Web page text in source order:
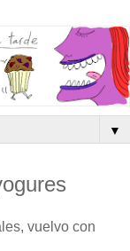
▼
vuelvo con